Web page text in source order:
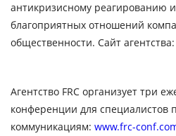
антикризисному реагированию
благоприятных отношений
общественности. Сайт агентства:
Агентство FRC организует три
конференции для специалистов
коммуникациям: www.frc-